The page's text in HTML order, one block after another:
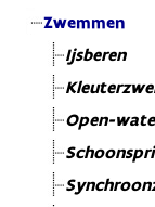
Zwemmen
Ijsberen
Open-